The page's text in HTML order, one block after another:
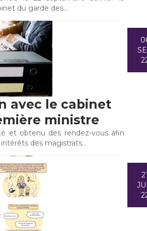
du garde des…
avec le cabinet
ministre
et obtenu des rendez-vous afin
des magistrats…